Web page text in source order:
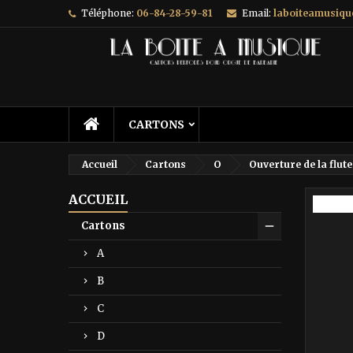
Téléphone: 06-84-28-59-81 Email:
CARTONS
Accueil Cartons O Ouverture de la
ACCUEIL
Cartons
A
B
C
D